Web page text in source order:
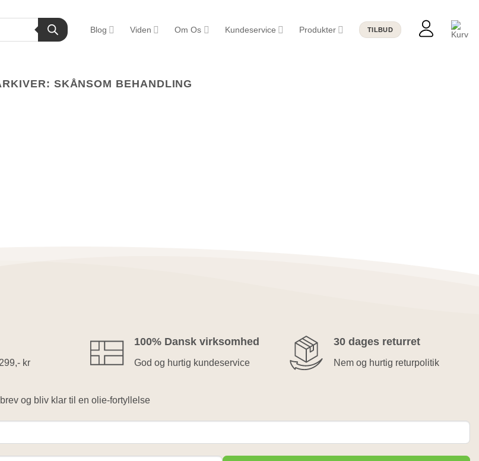
Blog Viden Om Os Kundeservice Produkter TILBUD
SKÅNSOM BEHANDLING
kr
100% Dansk virksomhed
God og hurtig kundeservice
30 dages returret
Nem og hurtig returpolitik
og bliv klar til en olie-fortyllelse